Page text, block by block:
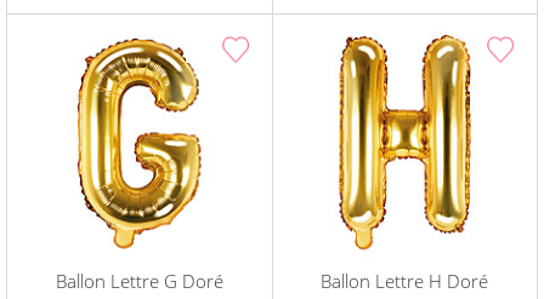
Ballon Lettre G Doré Ballon Lettre H Doré